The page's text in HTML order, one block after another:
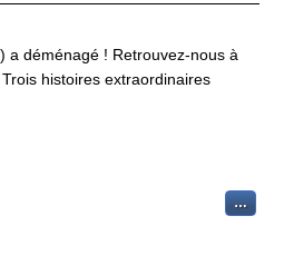
a déménagé ! Retrouvez-nous à
histoires extraordinaires
…